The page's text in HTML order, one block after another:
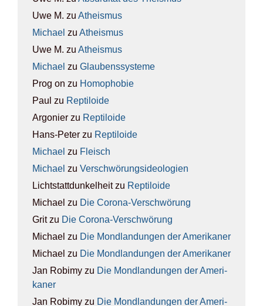
Uwe M. zu Athe­is­mus
Michael zu Athe­is­mus
Uwe M. zu Athe­is­mus
Michael zu Glau­bens­sys­te­me
Prog on zu Homo­pho­bie
Paul zu Rep­ti­lo­ide
Argonier zu Rep­ti­lo­ide
Hans-Peter zu Rep­ti­lo­ide
Michael zu Fleisch
Michael zu Ver­schwö­rungs­ideo­lo­gien
Lichtstattdunkelheitzu Rep­ti­lo­ide
Michael zu Die Coro­na-Ver­schwö­rung
Gritzu Die Coro­na-Ver­schwö­rung
Michael zu Die Mond­lan­dun­gen der Ame­ri­ka­ner
Michael zu Die Mond­lan­dun­gen der Ame­ri­ka­ner
Jan Robimy zu Die Mond­lan­dun­gen der Ame­ri­
ka­ner
Jan Robimy zu Die Mond­lan­dun­gen der Ame­ri­